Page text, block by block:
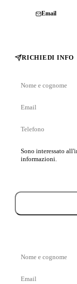
Email
RICHIEDI INFO
Nome
cognome
Email
Telefono
Messaggio
Nome
cognome
Email